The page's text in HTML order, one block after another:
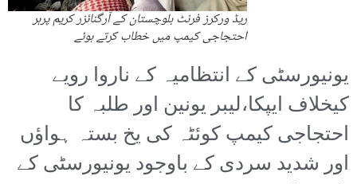
ریڈ ورکرز فرنٹ بلوچستان کے آرگنائزر کریم پرہر
احتجاجی کیمپ میں خطاب کرتے ہوئے
یونیورسٹی کے انتظامیہ کے ناروا رویے
کیخلاف ایپکا،لیبر یونین اور طلبہ کا
احتجاجی کیمپ کوئٹہ کی یخ بستہ ہواؤں
اور شدید سردی کے باوجود یونیورسٹی کے